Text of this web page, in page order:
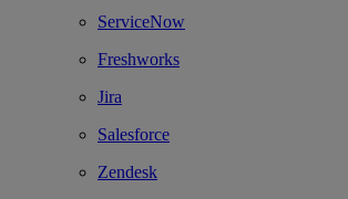
ServiceNow
Freshworks
Jira
Salesforce
Zendesk